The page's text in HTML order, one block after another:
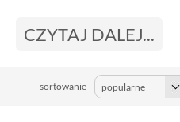
od odprężającej
CZYTAJ DALEJ...
sortowanie